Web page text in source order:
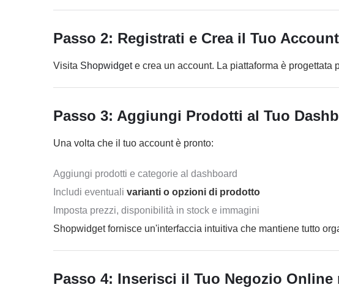
Passo 2: Registrati e Crea il Tuo
Visita Shopwidgete crea un account. La piattaforma è progettata
Passo 3: Aggiungi Prodotti al Tuo
Una volta che il tuo account è pronto:
Aggiungi prodotti e categorie al dashboard
Includi eventuali varianti o opzioni di prodotto
Imposta prezzi, disponibilità in stock e immagini
Shopwidget fornisce un'interfaccia intuitiva che mantiene tutto
Passo 4: Inserisci il Tuo Negozio Online